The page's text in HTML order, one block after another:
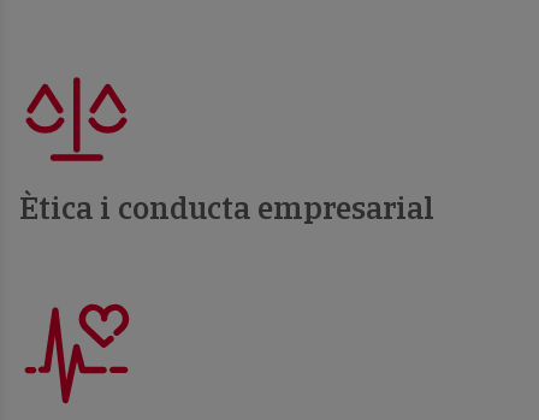
Ètica i conducta empresarial